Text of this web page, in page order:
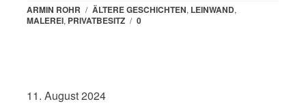
ARMIN ROHR / ÄLTERE GESCHICHTEN, LEINWAND,
MALEREI, PRIVATBESITZ / 0
11. August 2024